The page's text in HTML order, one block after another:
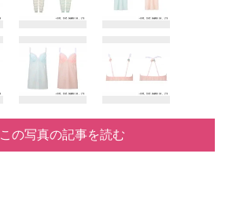
この写真の記事を読む